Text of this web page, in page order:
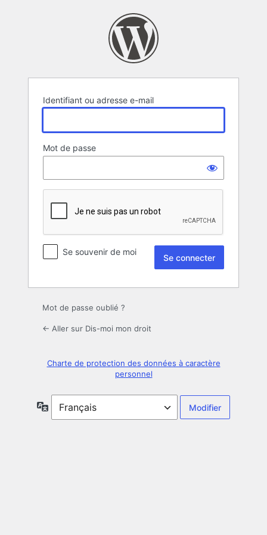
Identifiant ou adresse e-mail
Mot de passe
Se souvenir de moi
Mot de passe oublié ?
← Aller sur Dis-moi mon droit
Charte de protection des données à caractère
personnel
Langue